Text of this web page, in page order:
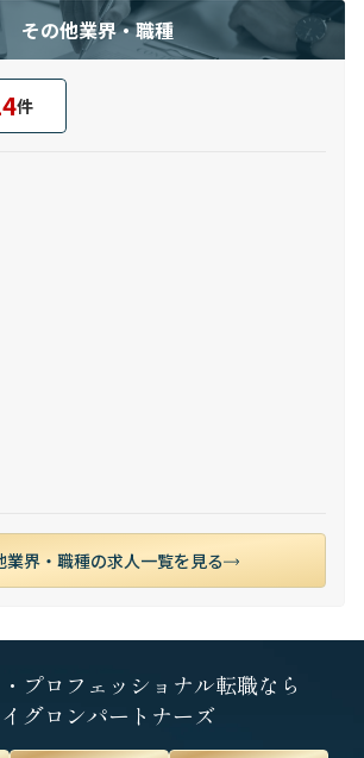
その他業界・職種
件
業界・職種の求人一覧を見る
プロフェッショナル転職なら
グロンパートナーズ